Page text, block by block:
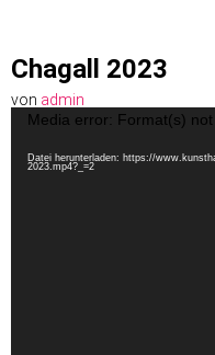
Chagall 2023
von admin
Video-
Player
Media error: Format(s)
Datei herunterladen: https://
2023.mp4?_=2